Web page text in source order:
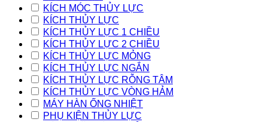
KÍCH MÓC THỦY LỰC
KÍCH THỦY LỰC
KÍCH THỦY LỰC 1 CHIỀU
KÍCH THỦY LỰC 2 CHIỀU
KÍCH THỦY LỰC MỎNG
KÍCH THỦY LỰC NGẮN
KÍCH THỦY LỰC RỖNG TÂM
KÍCH THỦY LỰC VÒNG HẢM
MÁY HÀN ỐNG NHIỆT
PHỤ KIỆN THỦY LỰC